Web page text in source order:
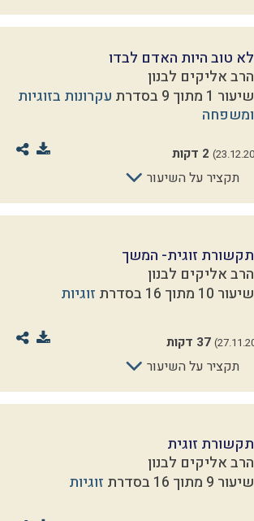
לא טוב היות האדם לבדו
הרב אליקים לבנון
שיעור 1 מתוך 9 בסדרת
עקרונות בזוגיות
ומשפחה
2 דקות
תקציר על השיעור
תקשורת זוגית- המשך
הרב אליקים לבנון
שיעור 10 מתוך 16 בסדרת
זוגיות
37 דקות
תקציר על השיעור
תקשורת זוגית
הרב אליקים לבנון
שיעור 9 מתוך 16 בסדרת
זוגיות